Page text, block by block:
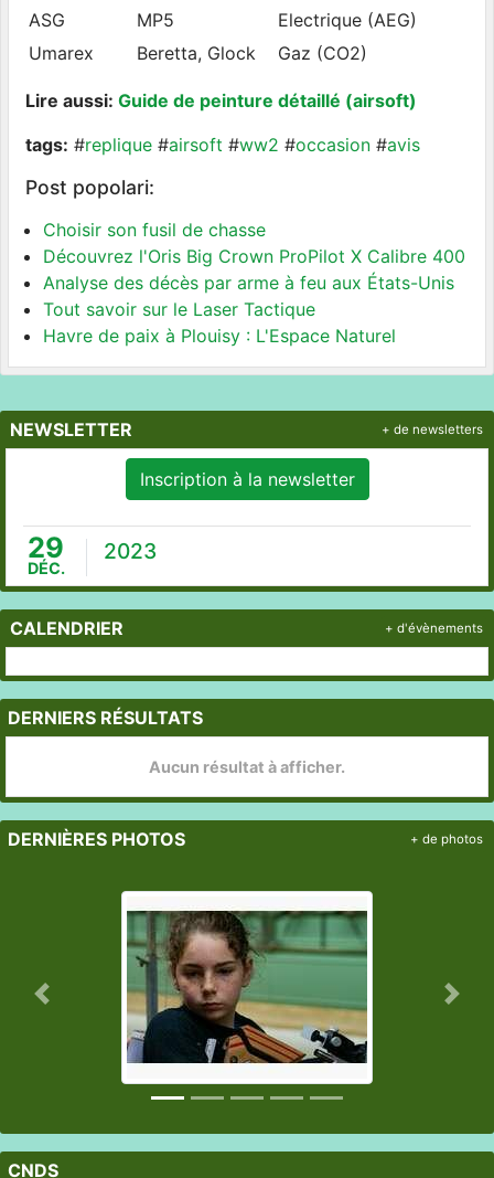
ASG
MP5
Electrique (AEG)
Umarex
Beretta, Glock Gaz (CO2)
Lire aussi: Guide de peinture détaillé (airsoft)
tags: #replique #airsoft #ww2 #occasion #avis
Post popolari:
Choisir son fusil de chasse
Découvrez l'Oris Big Crown ProPilot X Calibre 400
Analyse des décès par arme à feu aux États-Unis
Tout savoir sur le Laser Tactique
Havre de paix à Plouisy : L'Espace Naturel
NEWSLETTER
Inscription à la newsletter
29
DÉC.
2023
+ de newsletters
CALENDRIER + d'évènements
DERNIERS RÉSULTATS
Aucun résultat à afficher.
DERNIÈRES PHOTOS
Précedent
+ de photos
CNDS